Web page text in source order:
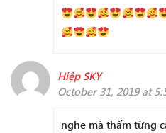
Hiệp SKY
October 31, 2019 at
nghe mà thấm từng